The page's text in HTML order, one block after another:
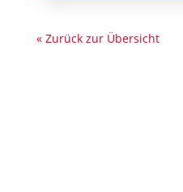
« Zurück zur Übersicht